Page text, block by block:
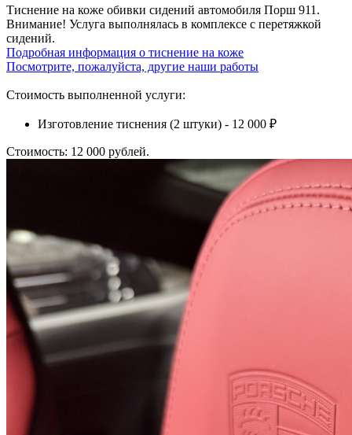
Тиснение на коже обивки сидений автомобиля Порш 911.
Внимание! Услуга выполнялась в комплексе с перетяжкой
сидений.
Подробная информация о тиснение на коже
Посмотрите, пожалуйста, другие наши работы
Стоимость выполненной услуги:
Изготовление тиснения (2 штуки) - 12 000 ₽
Стоимость: 12 000 рублей.